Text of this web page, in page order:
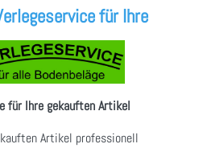
für Ihre
für Ihre gekauften Artikel
Artikel professionell